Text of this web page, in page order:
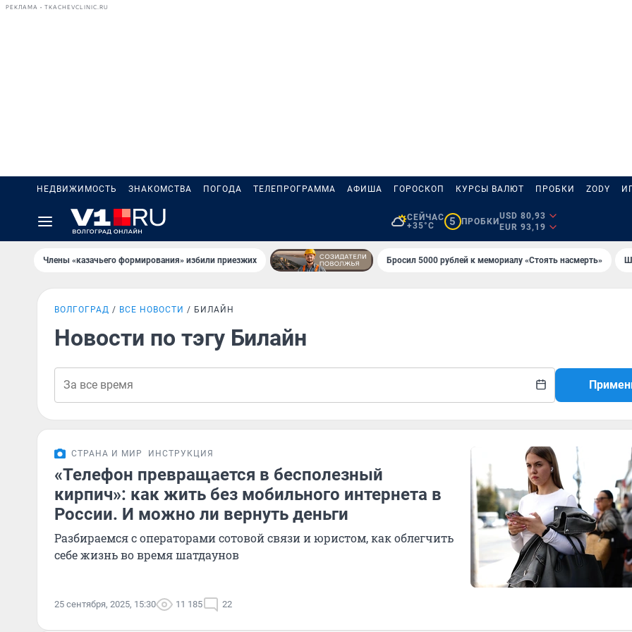
РЕКЛАМА • TKACHEVCLINIC.RU
НЕДВИЖИМОСТЬ ЗНАКОМСТВА ПОГОДА ТЕЛЕПРОГРАММА АФИША ГОРОСКОП КУРСЫ ВАЛЮТ ПРОБКИ ZODY
СЕЙЧАС
+35°C
5 ПРОБКИ
USD 80,93
EUR 93,19
Члены «казачьего формирования» избили приезжих Бросил 5000 рублей к мемориалу «Стоять насмерть»
ВОЛГОГРАД ВСЕ НОВОСТИ БИЛАЙН
Новости по тэгу Билайн
СТРАНА И МИР ИНСТРУКЦИЯ
«Телефон превращается в бесполезный
кирпич»: как жить без мобильного интернета в
России. И можно ли вернуть деньги
Разбираемся с операторами сотовой связи и юристом, как облегчить
себе жизнь во время шатдаунов
25 сентября, 2025, 15:30 11 185 22